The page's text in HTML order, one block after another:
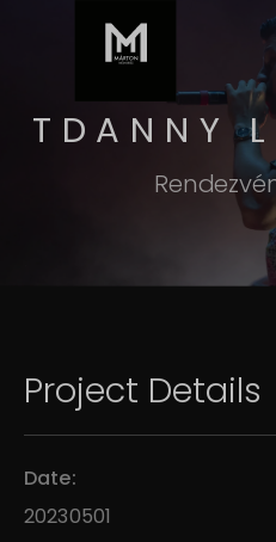
TDANNY
Project Details
Date:
20230501